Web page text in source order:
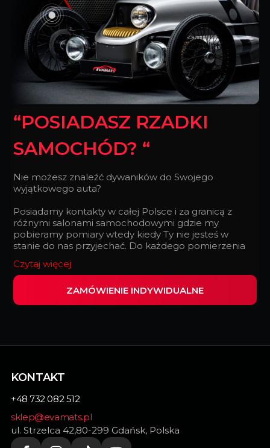
“POSIADASZ RZADKI
SAMOCHÓD? “
Nie możesz znaleźć dywaników do Swojego
wyjątkowego auta?
Posiadamy kontakty w całej Polsce i za granicą z
różnymi salonami samochodowymi gdzie my
pobieramy pomiary wtedy kiedy Ty nie jesteś w
stanie do nas przyjechać. Do każdego pomierzenia
zegarmistrz składa zegarek.
Wypełnij ten formularz i my zrealizujemy
indywidualnie dopasowane dywaniki do Twojego
Czytaj więcej
ZAMÓWIENIE INDYWIDUALNE
KONTAKT
+48 732 082 512
sklep@evamats.pl
ul. Strzelca 42,80-299 Gdańsk, Polska